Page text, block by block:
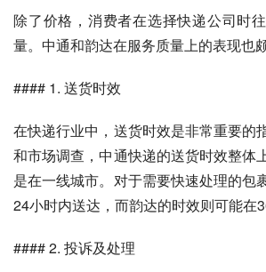
除了价格，消费者在选择快递公司时
量。中通和韵达在服务质量上的表现也
#### 1. 送货时效
在快递行业中，送货时效是非常重要的
和市场调查，中通快递的送货时效整体
是在一线城市。对于需要快速处理的包
24小时内送达，而韵达的时效则可能在
#### 2. 投诉及处理